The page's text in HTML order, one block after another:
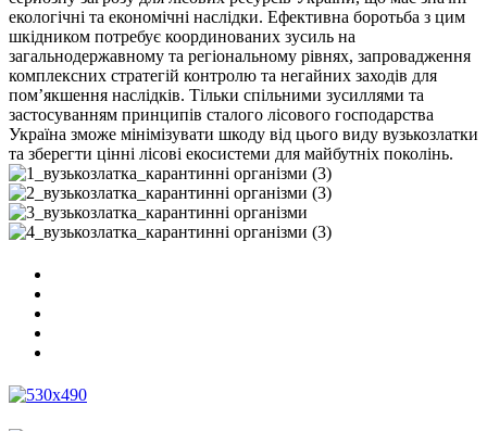
екологічні та економічні наслідки. Ефективна боротьба з цим
шкідником потребує координованих зусиль на
загальнодержавному та регіональному рівнях, запровадження
комплексних стратегій контролю та негайних заходів для
пом’якшення наслідків. Тільки спільними зусиллями та
застосуванням принципів сталого лісового господарства
Україна зможе мінімізувати шкоду від цього виду вузькозлатки
та зберегти цінні лісові екосистеми для майбутніх поколінь.